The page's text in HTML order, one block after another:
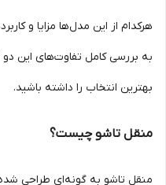
هرکدام از این مدل‌ها مزایا و
به بررسی کامل تفاوت‌های این دو
بهترین انتخاب را داشته باشید.
منقل تاشو چیست؟
منقل تاشو به گونه‌ای طراحی